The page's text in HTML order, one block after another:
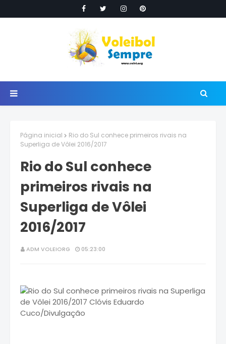
Página inicial
Rio do Sul conhece primeiros rivais na
Superliga de Vôlei 2016/2017
Rio do Sul conhece
primeiros rivais na
Superliga de Vôlei
2016/2017
ADM VOLEIORG 05:23:00